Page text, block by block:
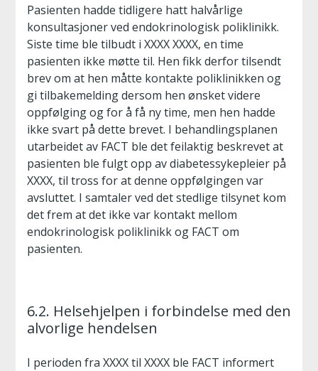
Pasienten hadde tidligere hatt halvårlige
konsultasjoner ved endokrinologisk poliklinikk.
Siste time ble tilbudt i XXXX XXXX, en time
pasienten ikke møtte til. Hen fikk derfor tilsendt
brev om at hen måtte kontakte poliklinikken og
gi tilbakemelding dersom hen ønsket videre
oppfølging og for å få ny time, men hen hadde
ikke svart på dette brevet. I behandlingsplanen
utarbeidet av FACT ble det feilaktig beskrevet at
pasienten ble fulgt opp av diabetessykepleier på
XXXX, til tross for at denne oppfølgingen var
avsluttet. I samtaler ved det stedlige tilsynet kom
det frem at det ikke var kontakt mellom
endokrinologisk poliklinikk og FACT om
pasienten.
6.2. Helsehjelpen i forbindelse med den
alvorlige hendelsen
I perioden fra XXXX til XXXX ble FACT informert